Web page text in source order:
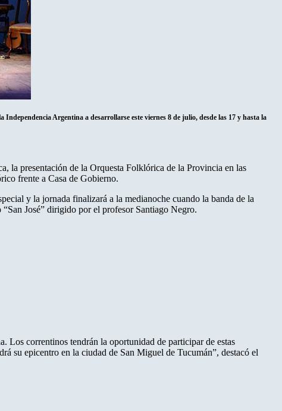
Argentina a desarrollarse este viernes 8 de julio, desde las 17 y hasta la
la presentación de la Orquesta Folklórica de la Provincia en las
frente a Casa de Gobierno.
y la jornada finalizará a la medianoche cuando la banda de la
José” dirigido por el profesor Santiago Negro.
Los correntinos tendrán la oportunidad de participar de estas
su epicentro en la ciudad de San Miguel de Tucumán”, destacó el